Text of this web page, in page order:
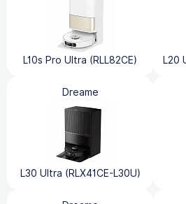
L10s Pro Ultra (RLL82CE) L20
Dreame
L30 Ultra (RLX41CE-L30U)